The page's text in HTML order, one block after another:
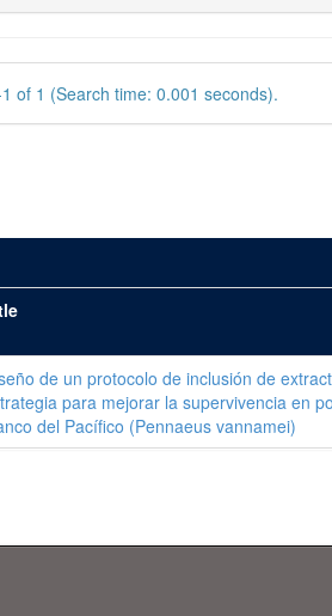
of 1 (Search time: 0.001 seconds).
de un protocolo de inclusión de
para mejorar la supervivencia en
del Pacífico (Pennaeus vannamei)